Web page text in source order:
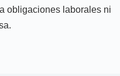
obligaciones laborales ni